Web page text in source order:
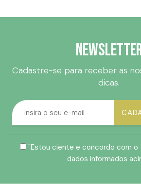
Cadastre-se para receber as
dicas.
"Estou ciente e concordo com o
dados informados